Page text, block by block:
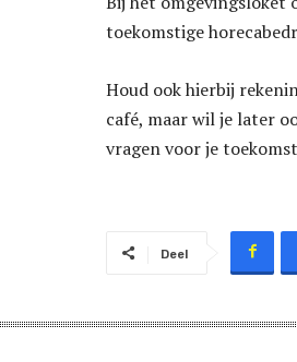
toekomstige
Houd ook hierbij
café, maar wil je later
vragen voor je
Deel